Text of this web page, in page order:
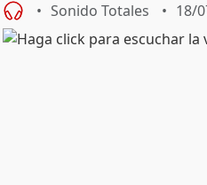
Sonido Totales 18/